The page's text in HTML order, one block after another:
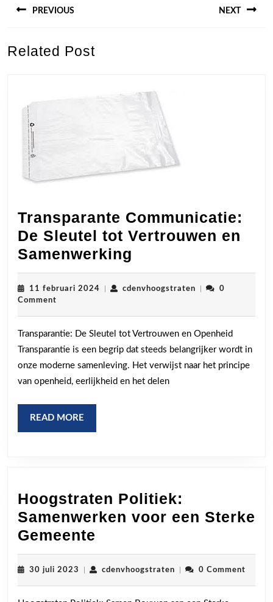
PREVIOUS
post:
NEXT
Related Post
Transparante Communicatie:
De Sleutel tot Vertrouwen en
Samenwerking
Communicatie:
De
tot
Vertrouwen
en
Samenwerking
11 februari 2024 11
cdenvhoogstratencdenvhoogstraten
0
Comment
Transparantie: De Sleutel tot Vertrouwen en Openheid
Transparantie is een begrip dat steeds belangrijker wordt in
onze moderne samenleving. Het verwijst naar het principe
van openheid, eerlijkheid en het delen
READ MORE
MORE
Hoogstraten Politiek:
Samenwerken voor een Sterke
Gemeente
Politiek:
Samenwerken
voor
30 juli 2023 30
cdenvhoogstratencdenvhoogstraten
0 Comment